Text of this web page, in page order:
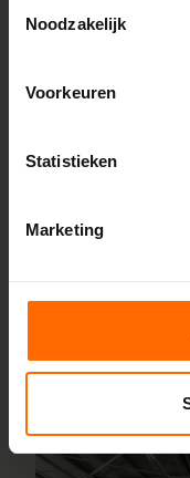
Noodzakelijk
Voorkeuren
Statistieken
Marketing
Skodora maakt
Heerenveen en
tussenhandel.
vestigingen in de